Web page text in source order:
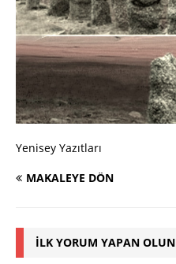
Yenisey Yazıtları
MAKALEYE DÖN
İLK YORUM YAPAN OLUN